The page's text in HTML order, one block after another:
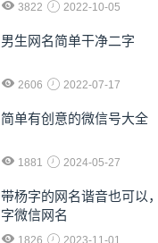
3822 2022-10-05
男生网名简单干净二字
2606 2022-07-17
简单有创意的微信号大全
1881 2024-05-27
带杨字的网名谐音也可以
字微信网名
1826 2023-11-01